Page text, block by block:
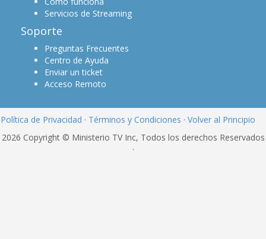
Servicios de Streaming
Soporte
Preguntas Frecuentes
Centro de Ayuda
Enviar un ticket
Acceso Remoto
Política de Privacidad · Términos y Condiciones · Volver al Principio
2026 Copyright © Ministerio TV Inc, Todos los derechos Reservados
·